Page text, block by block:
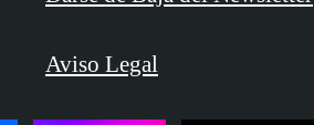
Aviso Legal